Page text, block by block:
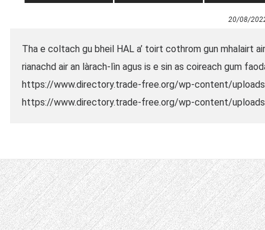
20/08/
Tha e coltach gu bheil HAL a’ toirt cothrom gun mhalairt
rianachd air an làrach-lìn agus is e sin as coireach gum
https://www.directory.trade-free.org/wp-content/
https://www.directory.trade-free.org/wp-content/